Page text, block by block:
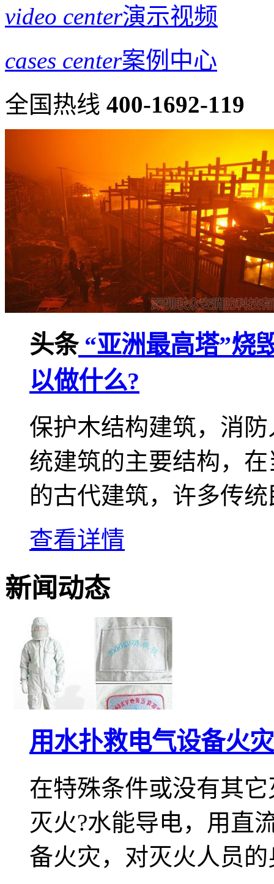
video center演示视频
cases center案例中心
全国热线 400-1692-119
头条“亚洲最高塔”烧
以做什么?
保护木结构建筑，消
统建筑的主要结构，
的古代建筑，许多传
查看详情
新闻动态
用水扑救电气设备火
在特殊条件或没有其
灭火?水能导电，用直
备火灾，对灭火人员